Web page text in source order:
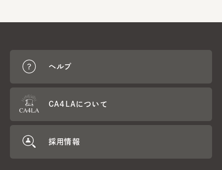
ヘルプ
CA4LAについて
採用情報